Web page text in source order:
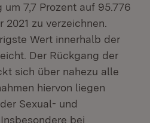
7,7 Prozent auf 95.776
zu verzeichnen.
Wert innerhalb der
Der Rückgang der
sich über nahezu alle
hiervon liegen
Sexual- und
bei